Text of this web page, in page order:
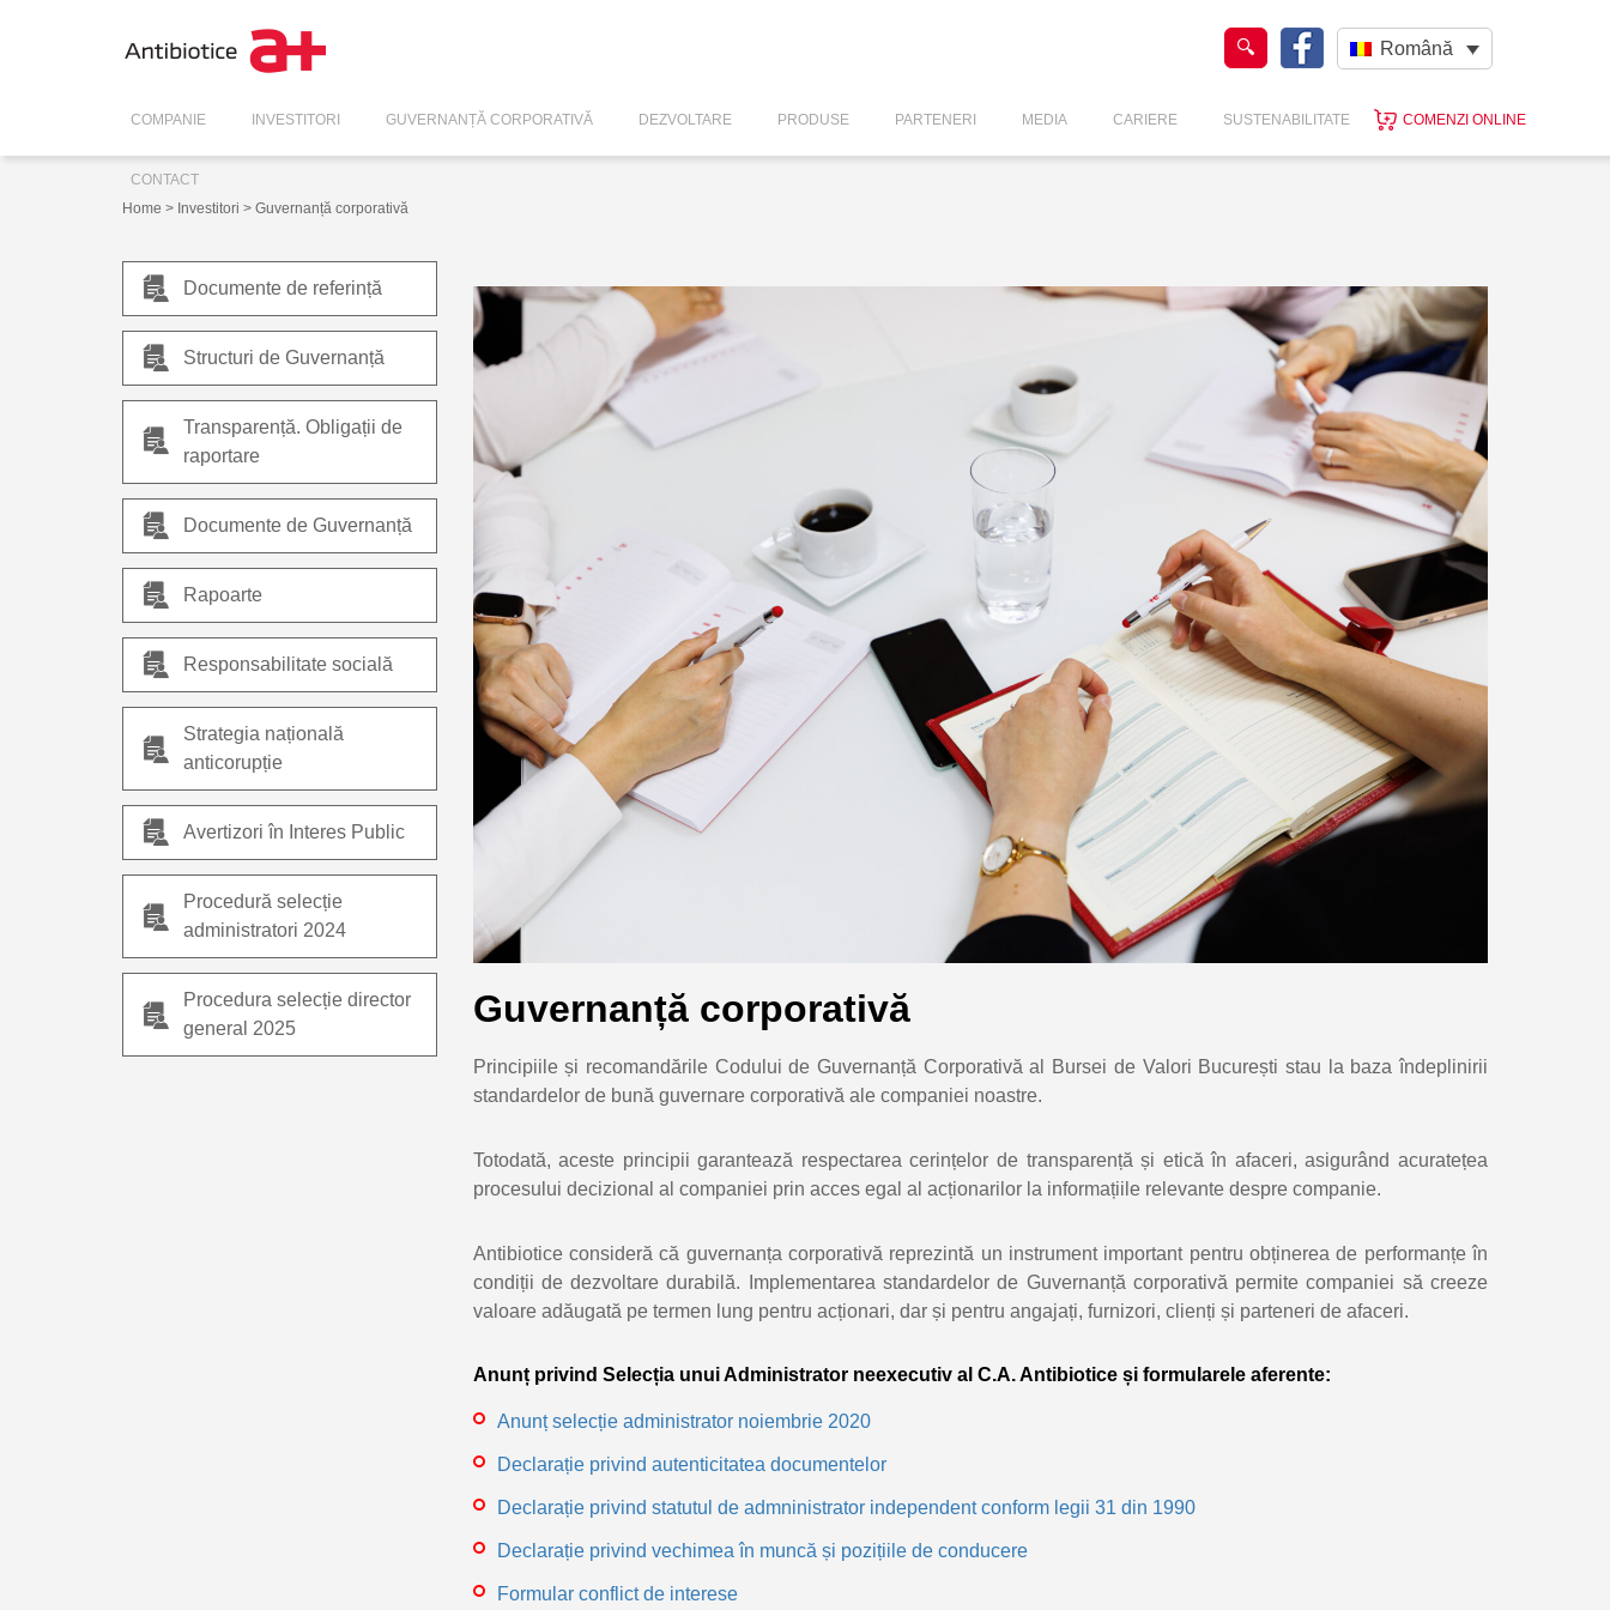
Română
COMPANIE INVESTITORI GUVERNANȚĂ CORPORATIVĂ DEZVOLTARE PRODUSE PARTENERI MEDIA CARIERE SUSTENABILITATE COMENZI ONLINE
CONTACT
Home > Investitori > Guvernanță corporativă
Documente de referință
Structuri de Guvernanță
Transparență. Obligații de
raportare
Documente de Guvernanță
Rapoarte
Responsabilitate socială
Strategia națională
anticorupție
Avertizori în Interes Public
Procedură selecție
administratori 2024
Procedura selecție director
general 2025
Guvernanță corporativă
Principiile și recomandările Codului de Guvernanță Corporativă al Bursei de Valori București stau la baza îndeplinirii
standardelor de bună guvernare corporativă ale companiei noastre.
Totodată, aceste principii garantează respectarea cerințelor de transparență și etică în afaceri, asigurând acuratețea
procesului decizional al companiei prin acces egal al acționarilor la informațiile relevante despre companie.
Antibiotice consideră că guvernanța corporativă reprezintă un instrument important pentru obținerea de performanțe în
condiții de dezvoltare durabilă. Implementarea standardelor de Guvernanță corporativă permite companiei să creeze
valoare adăugată pe termen lung pentru acționari, dar și pentru angajați, furnizori, clienți și parteneri de afaceri.
Anunț privind Selecția unui Administrator neexecutiv al C.A. Antibiotice și formularele aferente:
Anunț selecție administrator noiembrie 2020
Declarație privind autenticitatea documentelor
Declarație privind statutul de admninistrator independent conform legii 31 din 1990
Declarație privind vechimea în muncă și pozițiile de conducere
Formular conflict de interese